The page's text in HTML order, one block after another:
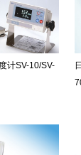
计SV-10/SV-